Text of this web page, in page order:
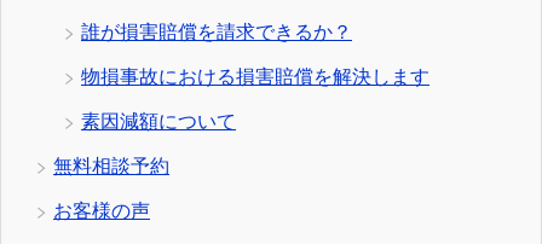
誰が損害賠償を請求できるか？
物損事故における損害賠償を解決します
素因減額について
無料相談予約
お客様の声